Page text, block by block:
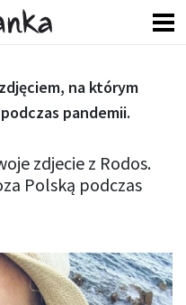
zdjecie z Rodos.
Polską podczas
na którym
pandemii.